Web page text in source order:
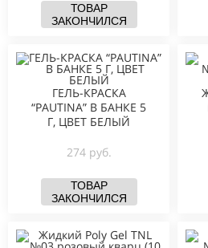
ТОВАР
ЗАКОНЧИЛСЯ
ГЕЛЬ-КРАСКА
“PAUTINA” В БАНКЕ 5
Г, ЦВЕТ БЕЛЫЙ
274 руб.
ТОВАР
ЗАКОНЧИЛСЯ